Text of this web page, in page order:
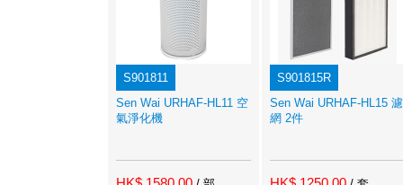
S901811
Sen Wai URHAF-HL11 空
氣淨化機
S901815R
Sen Wai URHAF-HL15 濾
網 2件